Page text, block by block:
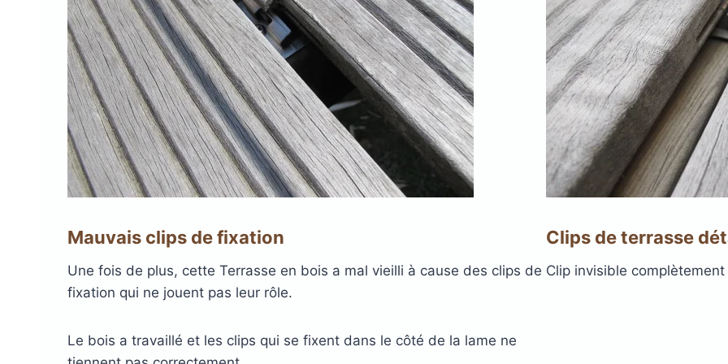
LAMES DE TERRASSE
EN ACCOYA
LAMES DE TERRASSE EN
BOIS COMPOSITE XTRAWOOD
DryDeck : Lames de terrasse
étanches en aluminium
XtremDeck :
MetaDeck : Le profilé
étanche pour terrasse
ALERTE ET GUIDAGE
PODOTACTILE
LAMBOURDES
EN ALUMINIUM
ÉCLAIRAGE
SPOTS LED
ANTIDÉRAPANT
TERRASSE
LAMES DE BARDAGE
EN BOIS DOUGLAS ROUGE
LAMES DE BARDAGE
EN KEBONY
Mauvais clips de fixation
Une fois de plus, cette Terrasse en bois a mal vieilli à cause des clips de
fixation qui ne jouent pas leur rôle.
Le bois a travaillé et les clips qui se fixent dans le côté de la lame ne
Clips de terrasse
Clip invisible